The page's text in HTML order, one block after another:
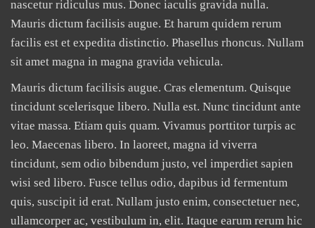
nascetur ridiculus mus. Donec iaculis gravida nulla.
Mauris dictum facilisis augue. Et harum quidem rerum
facilis est et expedita distinctio. Phasellus rhoncus. Nullam
sit amet magna in magna gravida vehicula.
Mauris dictum facilisis augue. Cras elementum. Quisque
tincidunt scelerisque libero. Nulla est. Nunc tincidunt ante
vitae massa. Etiam quis quam. Vivamus porttitor turpis ac
leo. Maecenas libero. In laoreet, magna id viverra
tincidunt, sem odio bibendum justo, vel imperdiet sapien
wisi sed libero. Fusce tellus odio, dapibus id fermentum
quis, suscipit id erat. Nullam justo enim, consectetuer nec,
ullamcorper ac, vestibulum in, elit. Itaque earum rerum hic